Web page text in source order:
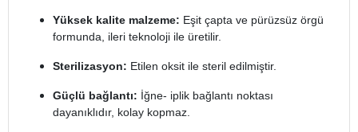
Yüksek kalite malzeme: Eşit çapta ve pürüzsüz örgü
formunda, ileri teknoloji ile üretilir.
Sterilizasyon: Etilen oksit ile steril edilmiştir.
Güçlü bağlantı: İğne- iplik bağlantı noktası
dayanıklıdır, kolay kopmaz.